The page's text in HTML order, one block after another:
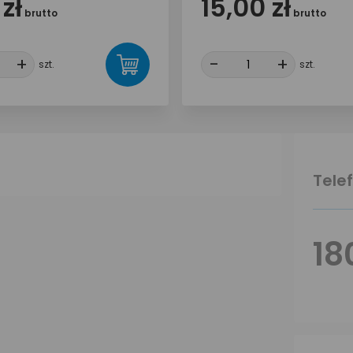
brutto
+ +
szt.
15,00 zł brutto
- + +
szt.